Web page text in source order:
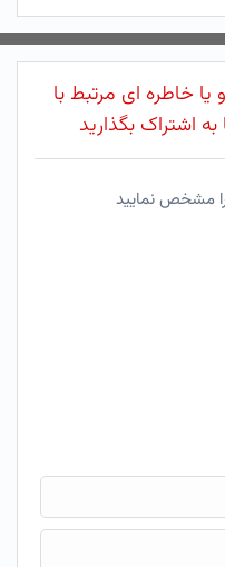
خاطره ای مرتبط با
به اشتراک بگذارید
مشخص نمایید